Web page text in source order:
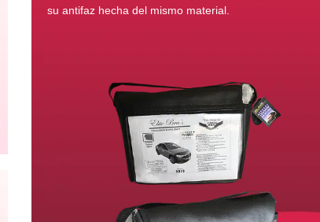
su antifaz hecha del mismo material.